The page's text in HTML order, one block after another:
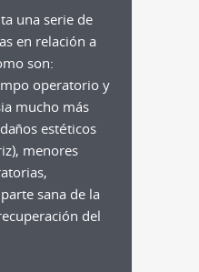
una serie de
en relación a
son:
operatorio y
mucho más
estéticos
menores
sana de la
del